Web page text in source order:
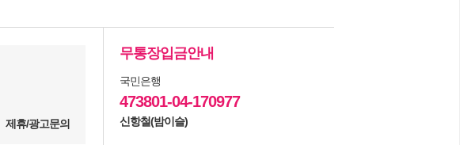
제휴/광고문의
무통장입금안내
국민은행
473801-04-170977
신항철(밤이슬)